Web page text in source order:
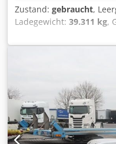
Zustand: gebraucht,
Ladegewicht: 39.311 kg,
3
Gesamtlänge:24.700 mm
, Hinterreifengröße:
keine
, Ausstattung:ABS
Antispray, Bremse
Heben und Senken,
1x30 / 1x40 / 1x45,